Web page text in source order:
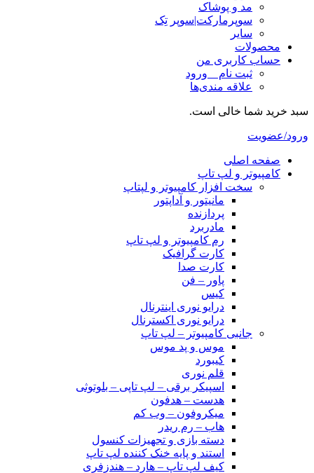
مد و پوشاک
سوپرمارکت|سوپر تِک
سایر
محصولات
حساب کاربری من
ثبت نام _ ورود
علاقه مندی‌ها
سبد خرید شما خالی است.
ورود/عضویت
صفحه اصلی
کامپیوتر و‌‌‌‌‌ لپ تاپ
سخت افزار کامپیوتر و لپتاپ
مانیتور و آداپتور
پردازنده
مادربرد
رم کامپیوتر و لپ تاپ
کارت گرافیک
کارت صدا
پاور – فن
کیس
درایو نوری اینترنال
درایو نوری اکسترنال
جانبی کامپیوتر – لپ تاپ
موس و پد موس
کیبورد
قلم نوری
اسپیکر برقی – لپ تاپی – بلوتوثی
هدست – هدفون
میکروفون – وب کم
هاب – رم ریدر
دسته بازی و تجهیزات کنسول
استند و پایه خنک کننده لپ تاپ
کیف لپ تاپ – هارد – هندزفری